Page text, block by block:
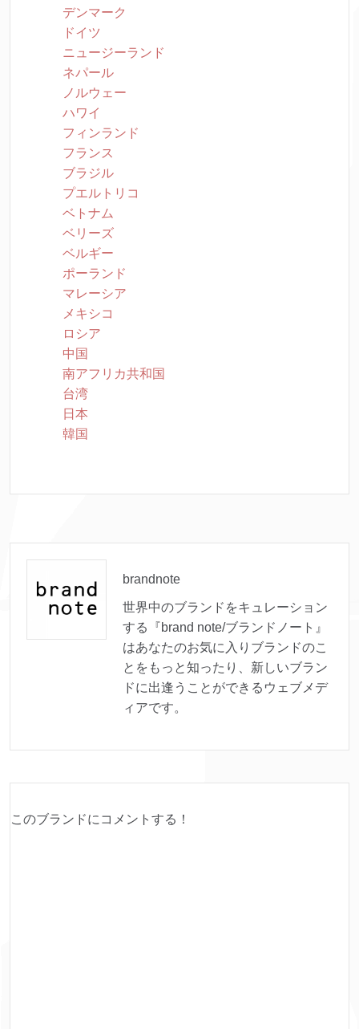
デンマーク
ドイツ
ニュージーランド
ネパール
ノルウェー
ハワイ
フィンランド
フランス
ブラジル
プエルトリコ
ベトナム
ベリーズ
ベルギー
ポーランド
マレーシア
メキシコ
ロシア
中国
南アフリカ共和国
台湾
日本
韓国
brandnote
世界中のブランドをキュレーション
する『brand note/ブランドノート』
はあなたのお気に入りブランドのこ
とをもっと知ったり、新しいブラン
ドに出逢うことができるウェブメデ
ィアです。
このブランドにコメントする！